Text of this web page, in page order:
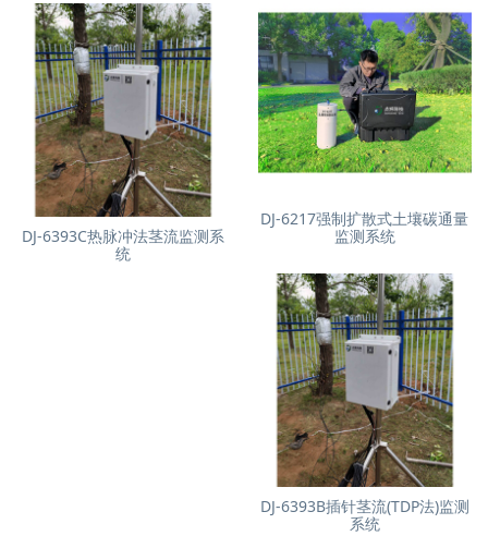
DJ-6217强制扩散式土壤碳通量
监测系统
DJ-6393C热脉冲法茎流监测系
统
DJ-6393B插针茎流(TDP法)监测
系统